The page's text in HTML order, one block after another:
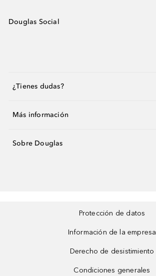
Douglas Social
¿Tienes dudas?
Más información
Sobre Douglas
Protección de datos
Información de la empresa
Derecho de desistimiento
Condiciones generales